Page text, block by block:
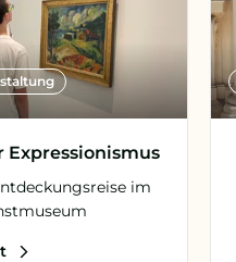
Expressionismus
im